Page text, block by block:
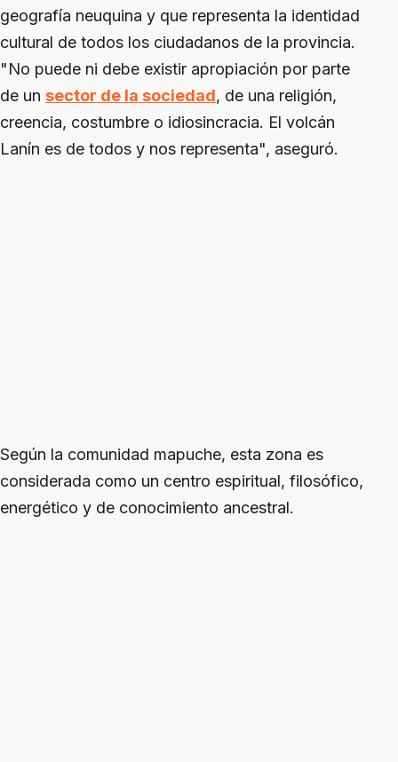
geografía neuquina y que representa la identidad
cultural de todos los ciudadanos de la provincia.
"No puede ni debe existir apropiación por parte
de un sector de la sociedad, de una religión,
creencia, costumbre o idiosincracia. El volcán
Lanín es de todos y nos representa", aseguró.
Según la comunidad mapuche, esta zona es
considerada como un centro espiritual, filosófico,
energético y de conocimiento ancestral.